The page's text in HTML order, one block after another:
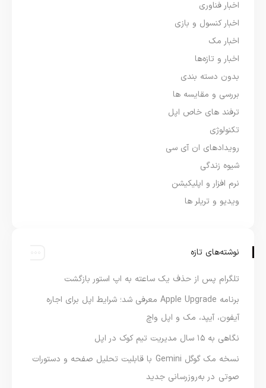
اخبار فناوری
اخبار کنسول و بازی
اخبار مک
اخبار و تازه‌ها
بدون دسته بندی
بررسی و مقایسه ها
ترفند های خاص اپل
تکنولوژی
رویدادهای ان آی سی
شیوه زندگی
نرم افزار و اپلیکیشن
ویدیو و تریلر ها
نوشته‌های تازه
تلگرام پس از حذف یک ساعته به اپ استور بازگشت
برنامه Apple Upgrade معرفی شد؛ شرایط اپل برای اجاره
آیفون، آیپد، مک و اپل واچ
نگاهی به ۱۵ سال مدیریت تیم کوک در اپل
نسخه مک گوگل Gemini با قابلیت تحلیل صفحه و دستورات
صوتی در به‌روزرسانی جدید